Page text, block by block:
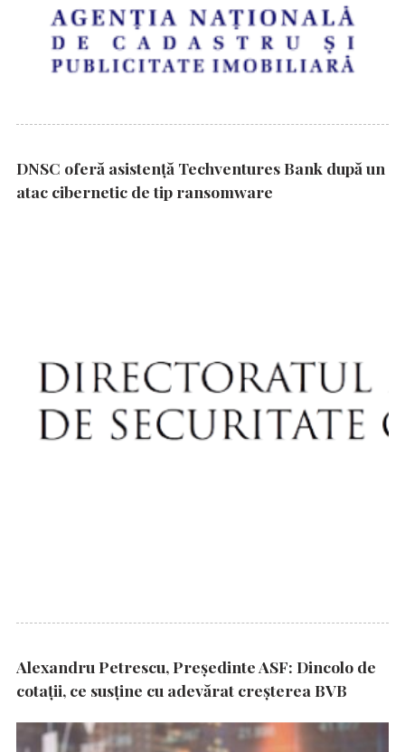
DNSC oferă asistență Techventures Bank după un
atac cibernetic de tip ransomware
Alexandru Petrescu, Președinte ASF: Dincolo de
cotații, ce susține cu adevărat creșterea BVB